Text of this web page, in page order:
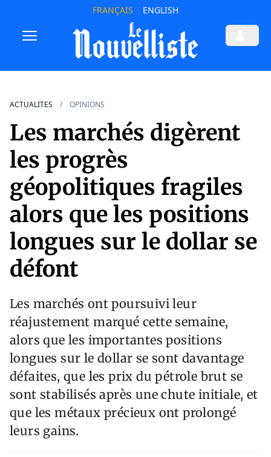
FRANÇAIS ENGLISH
ACTUALITES OPINIONS
Les marchés digèrent
les progrès
géopolitiques fragiles
alors que les positions
longues sur le dollar se
défont
Les marchés ont poursuivi leur
réajustement marqué cette semaine,
alors que les importantes positions
longues sur le dollar se sont davantage
défaites, que les prix du pétrole brut se
sont stabilisés après une chute initiale, et
que les métaux précieux ont prolongé
leurs gains.